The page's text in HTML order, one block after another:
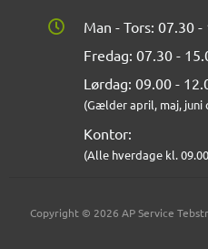
Man - Tors: 07.30 -
Fredag: 07.30 -
Lørdag: 09.00 -
(Gælder april, maj, juni
Kontor:
(Alle hverdage kl.
Copyright © 2026 AP Service